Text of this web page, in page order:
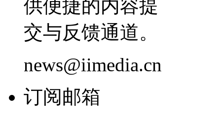
供便捷的内容提
交与反馈通道。
news@iimedia.cn
订阅邮箱